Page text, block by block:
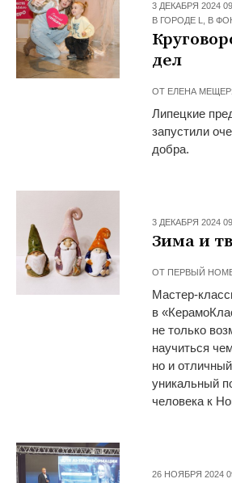
3 ДЕКАБРЯ 2024
В ГОРОДЕ L, В
дел
ОТ ЕЛЕНА
Липецкие
запустили
добра.
3 ДЕКАБРЯ 2024
Зима и
ОТ ПЕРВЫЙ
Мастер-
в
не только
научиться
но и
уникальный
человека к
26 НОЯБРЯ 2024